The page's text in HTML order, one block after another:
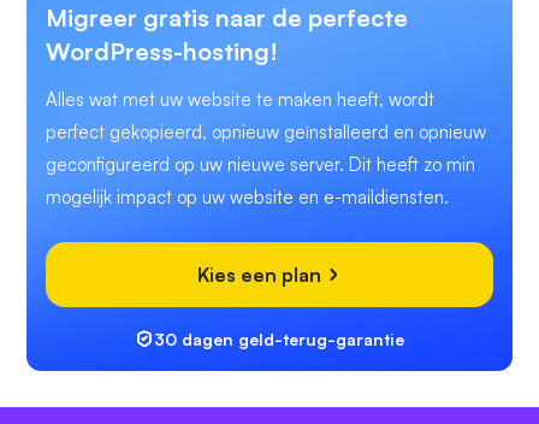
Migreer gratis naar de perfecte
WordPress-hosting!
Alles wat met uw website te maken heeft, wordt
perfect gekopieerd, opnieuw geïnstalleerd en opnieuw
geconfigureerd op uw nieuwe server. Dit heeft zo min
mogelijk impact op uw website en e-maildiensten.
Kies een plan
30 dagen geld-terug-garantie